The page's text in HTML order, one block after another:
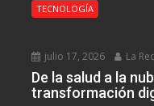
TECNOLOGÍA
julio 17, 2026 La
De la salud a la
transformación